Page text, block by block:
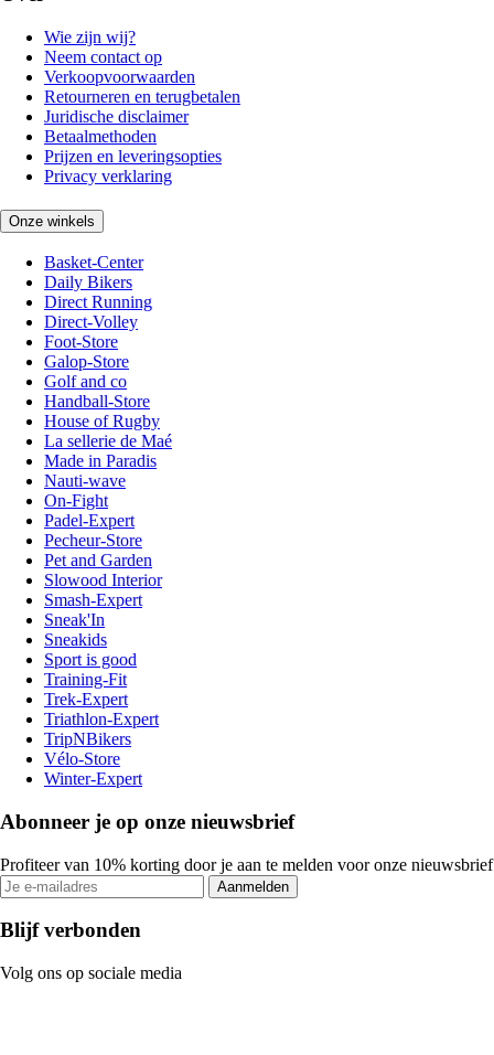
Wie zijn wij?
Neem contact op
Verkoopvoorwaarden
Retourneren en terugbetalen
Juridische disclaimer
Betaalmethoden
Prijzen en leveringsopties
Privacy verklaring
Onze winkels
Basket-Center
Daily Bikers
Direct Running
Direct-Volley
Foot-Store
Galop-Store
Golf and co
Handball-Store
House of Rugby
La sellerie de Maé
Made in Paradis
Nauti-wave
On-Fight
Padel-Expert
Pecheur-Store
Pet and Garden
Slowood Interior
Smash-Expert
Sneak'In
Sneakids
Sport is good
Training-Fit
Trek-Expert
Triathlon-Expert
TripNBikers
Vélo-Store
Winter-Expert
Abonneer je op onze nieuwsbrief
Profiteer van 10% korting door je aan te melden voor onze nieuwsbrief
Aanmelden
Blijf verbonden
Volg ons op sociale media